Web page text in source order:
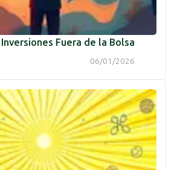
Fuera de la Bolsa
06/01/2026